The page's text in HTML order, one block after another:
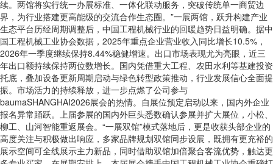
续。两馆将实行统一办展标准、一体化联动服务，突破传统单一商贸边
界，为行业搭建更高能级的交流合作生态圈。”一展两馆，跃升构建产业
生态平台历经周期调整后，中国工程机械行业的回暖趋势日益明确。据中
国工程机械工业协会数据，2025年重点企业营业收入同比增长10.5%，
2026年一季度继续保持8.44%稳健增速。出口市场表现尤为亮眼，近三
年出口额持续保持两位数增长。国内凭借重大工程、农田水利等基建投资
托底，叠加设备更新周期启动与绿色转型政策推动，行业发展信心全面提
振。市场活力的持续释放，进一步点燃了公司参与
baumaSHANGHAI2026展会的热情。自展位预定启动以来，国内外企业
报名异常踊跃。上届参展的国内外巨头悉数确认参展并扩大展位，小松、
柳工、山河智能重返展会。“一展双馆”模式落地后，更是收获头部企业的
高度关注与积极做出响应，多家品牌规划双馆同步设展，既拥有更充裕的
展示空间可全线展示主力新品，同时借助双馆加倍聚合客流优势，触达更